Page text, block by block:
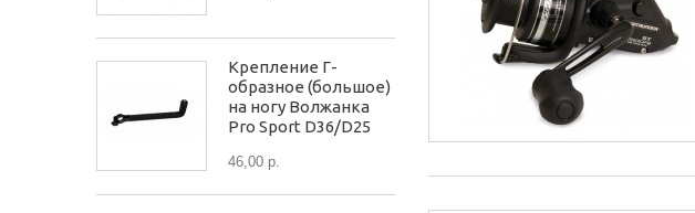
Крепление Г-
образное (большое)
на ногу Волжанка
Pro Sport D36/D25
46,00 р.